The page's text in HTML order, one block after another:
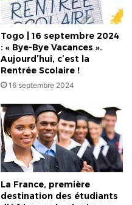
Togo | 16 septembre 2024
: « Bye-Bye Vacances ».
Aujourd’hui, c’est la
Rentrée Scolaire !
16 septembre 2024
La France, première
destination des étudiants